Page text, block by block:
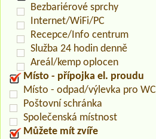
Bezbariérové sprchy
Internet/WiFi/PC
Recepce/Info centrum
Služba 24 hodin denně
Areál/kemp oplocen
Místo - přípojka el. proudu
Místo - odpad/výlevka pro WC
Poštovní schránka
Společenská místnost
Můžete mít zvíře